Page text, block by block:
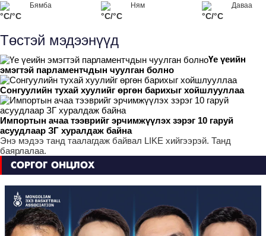
Бямба
°C/°C
Ням
°C/°C
Даваа
°C/°C
Төстэй мэдээнүүд
Үе үеийн
эмэгтэй парламентчдын чуулган болно
Сонгуулийн тухай хуулийг өргөн барихыг хойшлууллаа
Импортын ачаа тээврийг эрчимжүүлэх зэрэг 10 гаруй
асуудлаар ЗГ хуралдаж байна
Энэ мэдээ танд таалагдаж байвал LIKE хийгээрэй. Танд
баярлалаа.
СОРГОГ ОНЦЛОХ